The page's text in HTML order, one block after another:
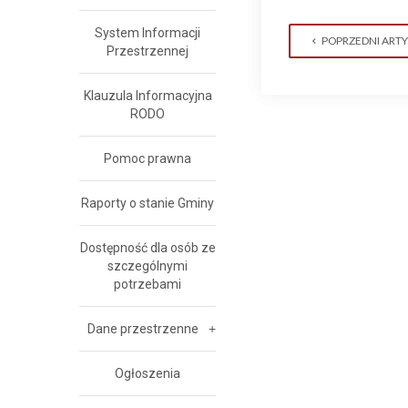
POPRZEDNI
System Informacji
Przestrzennej
Klauzula Informacyjna
RODO
Pomoc prawna
Raporty o stanie Gminy
Dostępność dla osób ze
szczególnymi
potrzebami
Dane przestrzenne
Ogłoszenia